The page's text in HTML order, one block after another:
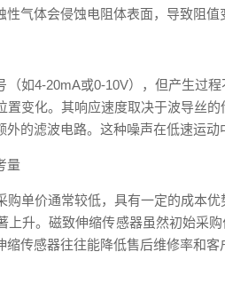
气体会侵蚀电阻体表面，导致阻
（如4-20mA或0-10V），但产生过
置变化。其响应速度取决于波导丝
的滤波电路。这种噪声在低速运动
量
购单价通常较低，具有一定的成本
上升。磁致伸缩传感器虽然初始采
传感器往往能降低售后维修率和客